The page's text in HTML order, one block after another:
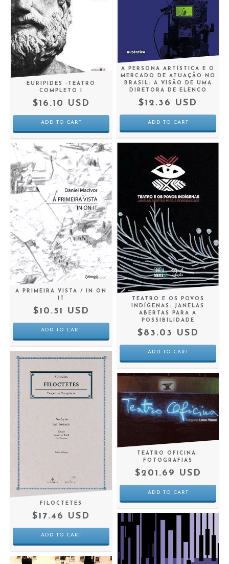
EURIPIDES -TEATRO
COMPLETO I
$16.10 USD
A PERSONA ARTÍSTICA E O
MERCADO DE ATUAÇÃO NO
BRASIL: A VISÃO DE UMA
DIRETORA DE ELENCO
$12.36 USD
A PRIMEIRA VISTA / IN ON
IT
$10.51 USD
TEATRO E OS POVOS
INDÍGENAS: JANELAS
ABERTAS PARA A
POSSIBILIDADE
$83.03 USD
FILOCTETES
$17.46 USD
TEATRO OFICINA:
FOTOGRAFIAS
$201.69 USD